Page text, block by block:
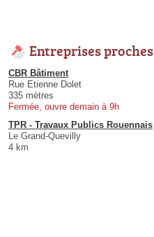
Entreprises proches
CBR Bâtiment
Rue Etienne Dolet
335 mètres
Fermée, ouvre demain à 9h
TPR - Travaux Publics Rouennais
Le Grand-Quevilly
4 km